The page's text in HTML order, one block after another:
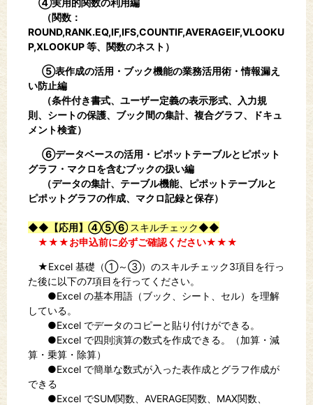
（関数：
ROUND,RANK.EQ,IF,IFS,COUNTIF,AVERAGEIF,VLOOKU
P,XLOOKUP 等、関数のネスト）
⑤表作成の活用・ブック機能の業務活用術・情報漏え
い防止編
（条件付き書式、ユーザー定義の表示形式、入力規
則、シートの保護、ブック間の集計、複合グラフ、ドキュ
メント検査）
⑥データベースの活用・ピボットテーブルとピボット
グラフ・マクロを含むブックの扱い編
（データの集計、テーブル機能、ピポットテーブルと
ピポットグラフの作成、マクロ記録と保存）
◆◆ 【応用】④⑤⑥ スキルチェック◆◆
★★★お申込前に必ずご確認ください★★★
★Excel 基礎（①～③）のスキルチェック3項目を行っ
た後に以下の7項目を行ってください。
●Excel の基本用語（ブック、シート、セル）を理解
している。
●Excel でデータのコピーと貼り付けができる。
●Excel で四則演算の数式を作成できる。（加算・減
算・乗算・除算）
●Excel で簡単な数式が入った表作成とグラフ作成が
できる
●Excel でSUM関数、AVERAGE関数、MAX関数、